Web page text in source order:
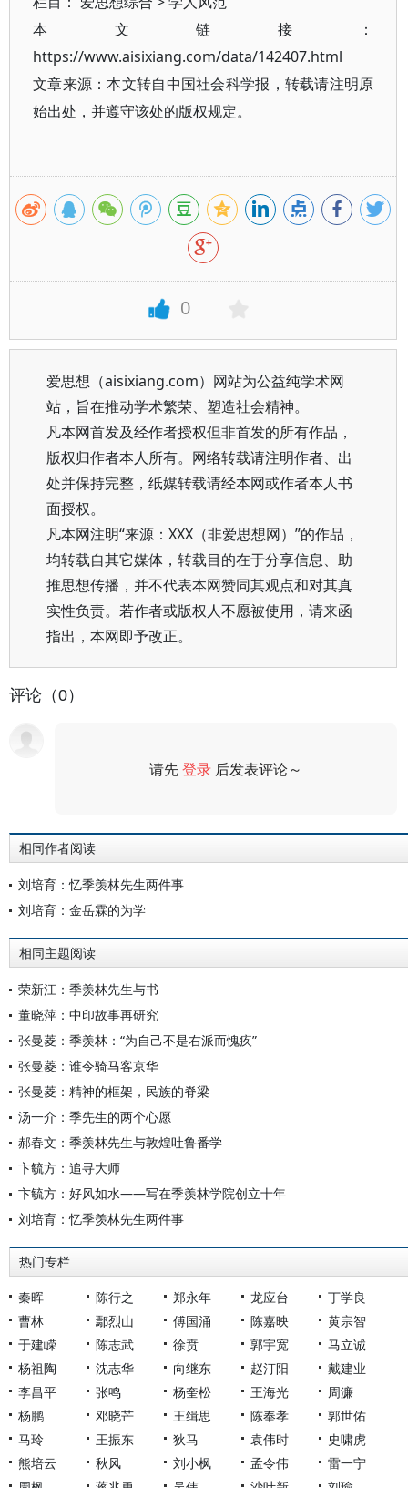
本文链接：
https://www.aisixiang.com/data/142407.html
文章来源：本文转自中国社会科学报，转载请注明原
始出处，并遵守该处的版权规定。
0
爱思想（aisixiang.com）网站为公益纯学术网
站，旨在推动学术繁荣、塑造社会精神。
凡本网首发及经作者授权但非首发的所有作品，
版权归作者本人所有。网络转载请注明作者、出
处并保持完整，纸媒转载请经本网或作者本人书
面授权。
凡本网注明“来源：XXX（非爱思想网）”的作品，
均转载自其它媒体，转载目的在于分享信息、助
推思想传播，并不代表本网赞同其观点和对其真
实性负责。若作者或版权人不愿被使用，请来函
指出，本网即予改正。
评论（0）
请先登录 后发表评论～
相同作者阅读
刘培育：忆季羡林先生两件事
刘培育：金岳霖的为学
相同主题阅读
荣新江：季羡林先生与书
董晓萍：中印故事再研究
张曼菱：季羡林：“为自己不是右派而愧疚”
张曼菱：谁令骑马客京华
张曼菱：精神的框架，民族的脊梁
汤一介：季先生的两个心愿
郝春文：季羡林先生与敦煌吐鲁番学
卞毓方：追寻大师
卞毓方：好风如水——写在季羡林学院创立十年
刘培育：忆季羡林先生两件事
热门专栏
秦晖 陈行之 郑永年 龙应台
丁学良
曹林
鄢烈山 傅国涌 陈嘉映
黄宗智
于建嵘
陈志武 徐贲 郭宇宽
马立诚
杨祖陶
沈志华 向继东 赵汀阳
戴建业
李昌平
张鸣 杨奎松 王海光
周濂
杨鹏
邓晓芒 王缉思 陈奉孝
郭世佑
马玲
王振东 狄马 袁伟时
史啸虎
熊培云
秋风 刘小枫 孟令伟
雷一宁